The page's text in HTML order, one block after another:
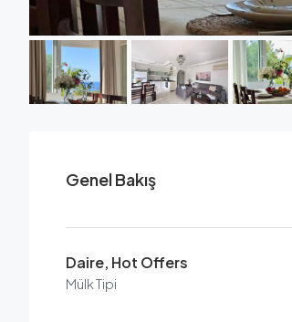
Genel Bakış
Daire, Hot Offers
Mülk Tipi